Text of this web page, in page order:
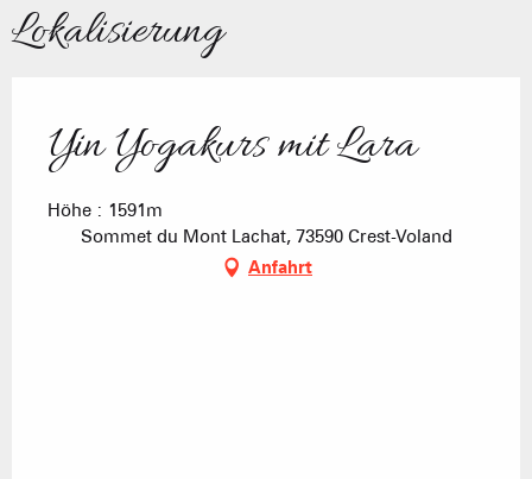
Lokalisierung
Yin Yogakurs mit Lara
Höhe : 1591m
Sommet du Mont Lachat, 73590 Crest-Voland
Anfahrt